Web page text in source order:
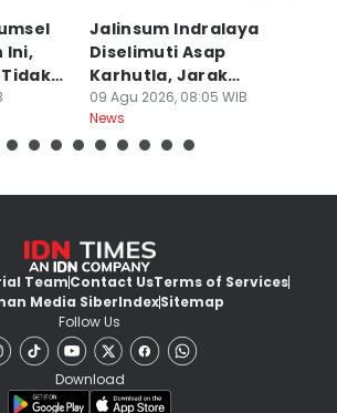
Ini,
Jalinsum Indralaya
Diselimuti Asap
Karhutla, Jarak
Pandang 30 Meter
09 Agu 2026, 08:05 WIB
News
TeamContact UsTerms of Services
Media SiberIndexSitemap
Follow Us
Download